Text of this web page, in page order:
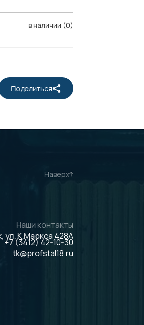
в наличии (0)
Поделиться
Наверх
Наши контакты
ул. К.Маркса 428А
+7 (3412) 42-10-30
tk@profstal18.ru